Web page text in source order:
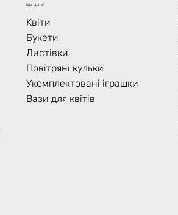
Що Цвіте?
Kвіти
Букети
Листівки
Повітряні кульки
Укомплектовані іграшки
Вази для квітів